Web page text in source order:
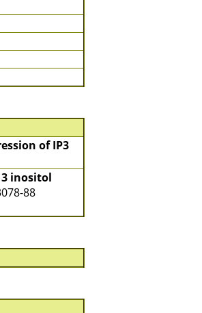
of IP3
inositol
88